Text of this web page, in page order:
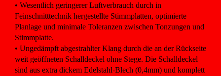
• Wesentlich geringerer Luftverbrauch durch in
Feinschnitttechnik hergestellte Stimmplatten, optimierte
Planlage und minimale Toleranzen zwischen Tonzungen und
Stimmplatte.
• Ungedämpft abgestrahlter Klang durch die an der Rückseite
weit geöffneten Schalldeckel ohne Stege. Die Schalldeckel
sind aus extra dickem Edelstahl-Blech (0,4mm) und komplett